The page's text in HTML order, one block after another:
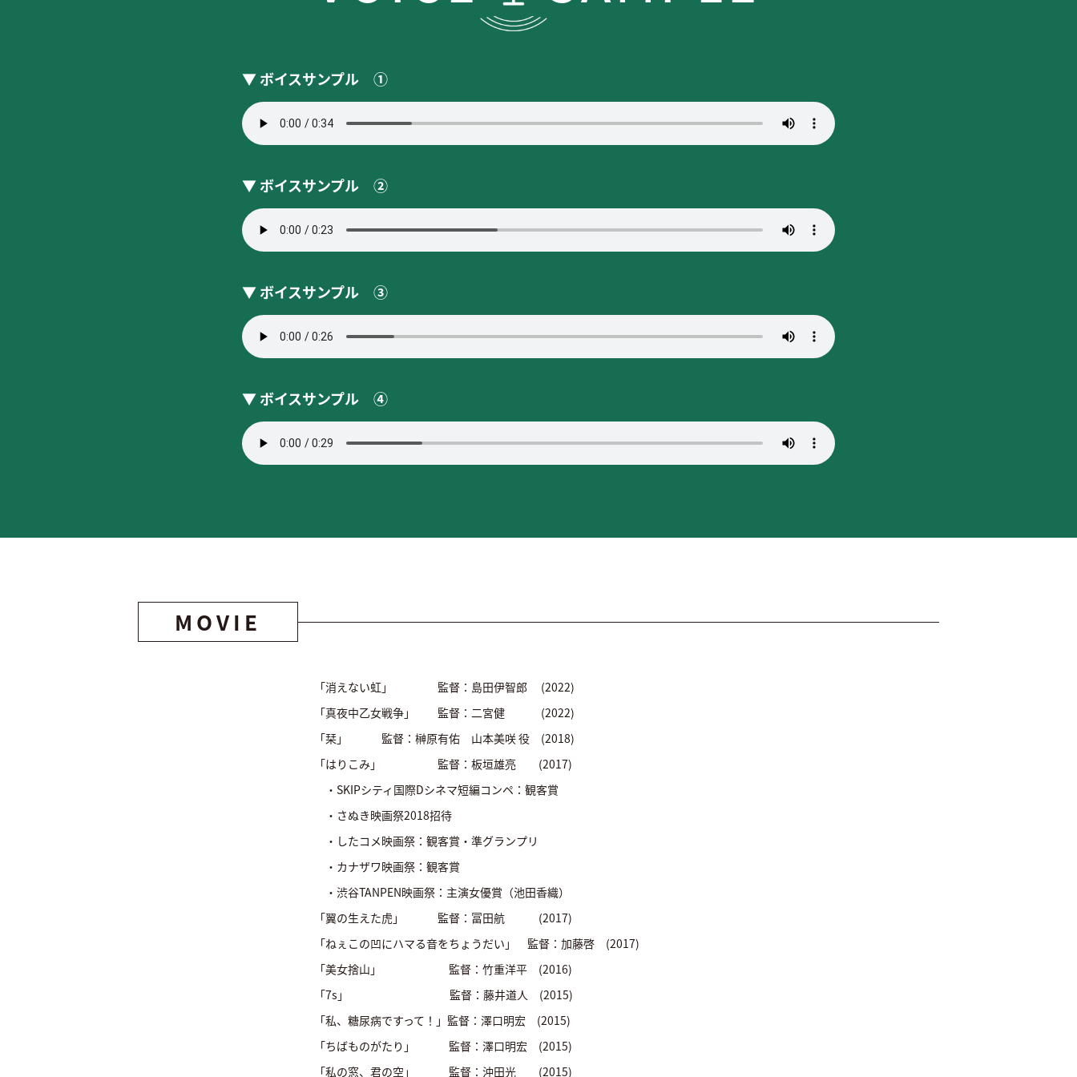
▼ ボイスサンプル ①
▼ ボイスサンプル ②
▼ ボイスサンプル ③
▼ ボイスサンプル ④
MOVIE
「消えない虹」 監督：島田伊智郎 (2022)
「真夜中乙女戦争」 監督：二宮健 (2022)
「栞」 監督：榊原有佑 山本美咲 役 (2018)
「はりこみ」 監督：板垣雄亮 (2017)
・SKIPシティ国際Dシネマ短編コンペ：観客賞
・さぬき映画祭2018招待
・したコメ映画祭：観客賞・準グランプリ
・カナザワ映画祭：観客賞
・渋谷TANPEN映画祭：主演女優賞（池田香織）
「翼の生えた虎」 監督：冨田航 (2017)
「ねぇこの凹にハマる音をちょうだい」 監督：加藤啓 (2017)
「美女捨山」 監督：竹重洋平 (2016)
「7s」 監督：藤井道人 (2015)
「私、糖尿病ですって！」監督：澤口明宏 (2015)
「ちばものがたり」 監督：澤口明宏 (2015)
「私の窓、君の空」 監督：沖田光 (2015)